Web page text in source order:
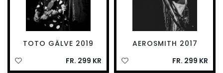
TOTO GÄLVE 2019
FR. 299 KR
AEROSMITH 2017
FR. 299 KR